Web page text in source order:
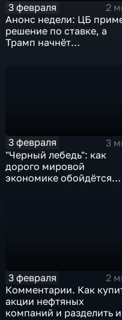
3 февраля
2
Анонс недели: ЦБ
решение по ставке, а
Трамп начнёт
3 февраля
3
"Черный лебедь": как
дорого мировой
экономике обойдётся
3 февраля
2
Комментарии. Как
акции нефтяных
компаний и разделить